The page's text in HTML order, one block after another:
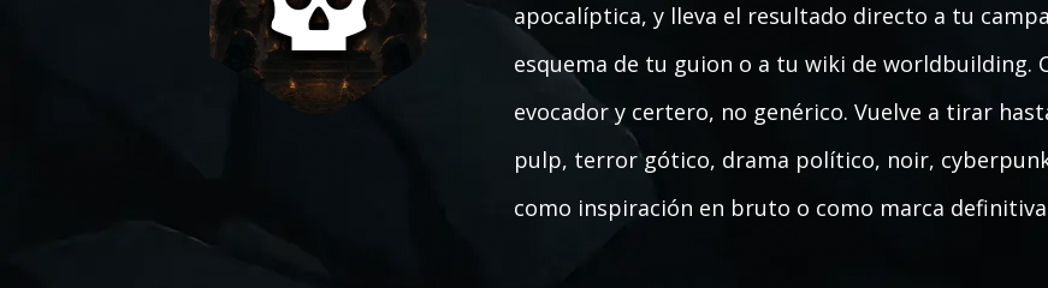
apocalíptica, y lleva el resultado directo a tu
esquema de tu guion o a tu wiki de worldbuilding.
evocador y certero, no genérico. Vuelve a tirar
pulp, terror gótico, drama político, noir,
como inspiración en bruto o como marca definitiva